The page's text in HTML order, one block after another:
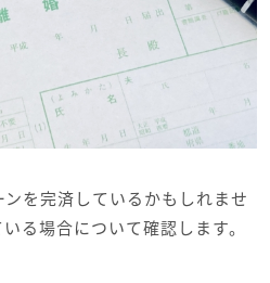
を完済しているかもしれませ
る場合について確認します。